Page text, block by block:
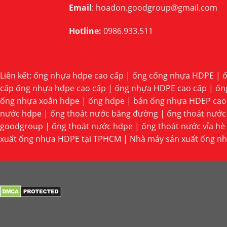
Email: hoadon.goodgroup@gmail.com
Hotline: 0986.933.511
Liên kết: ống nhựa hdpe cao cấp | ống cống nhựa HDPE |
cấp ống nhựa hdpe cao cấp | ống nhựa HDPE cao cấp |
ống nhựa xoắn hdpe | ống hdpe | bán ống nhựa HDEP
nước hdpe | ống thoát nước băng đường | ống thoát
goodgroup | ống thoát nước hdpe | ống thoát nước vỉa hè
xuất ống nhựa HDPE tại TPHCM | Nhà máy sản xuất ống